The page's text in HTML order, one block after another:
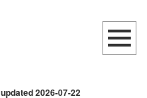
updated 2026-07-22